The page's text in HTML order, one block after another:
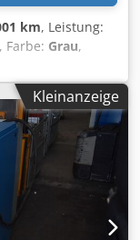
km, Leistung:
, Farbe: Grau,
17
Dodovhl H Hopfx
GEWÄHR,
vorbehalten! -
Kleinanzeige